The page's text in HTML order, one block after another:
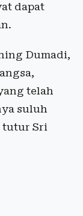
dapat
Dumadi,
telah
suluh
tutur Sri